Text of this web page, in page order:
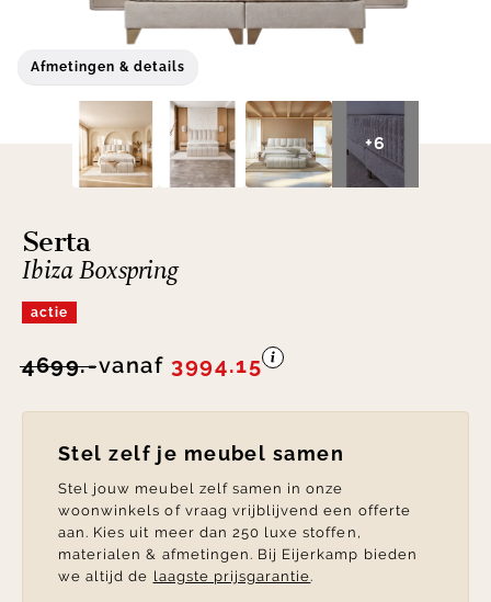
Afmetingen & details
+6
Serta
Ibiza Boxspring
actie
4699.-vanaf 3994.15
Stel zelf je meubel samen
Stel jouw meubel zelf samen in onze
woonwinkels of vraag vrijblijvend een offerte
aan. Kies uit meer dan 250 luxe stoffen,
materialen & afmetingen. Bij Eijerkamp bieden
we altijd de laagste prijsgarantie.